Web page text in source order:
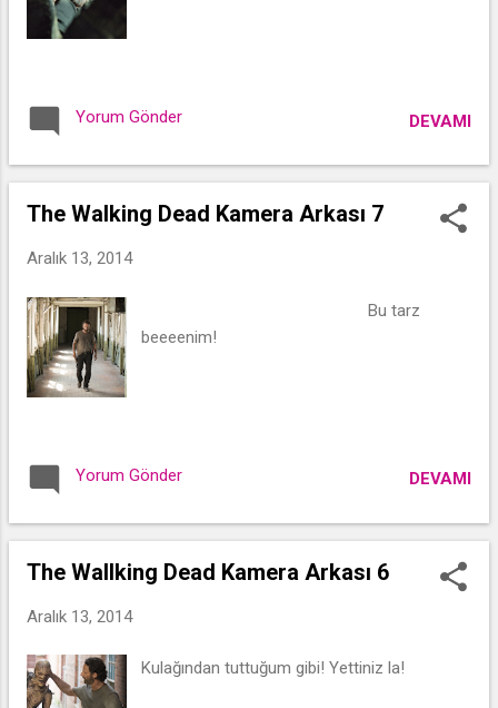
Yorum Gönder DEVAMI
The Walking Dead Kamera Arkası 7
Aralık 13, 2014
Bu tarz
beeeenim!
Yorum Gönder DEVAMI
The Wallking Dead Kamera Arkası 6
Aralık 13, 2014
Kulağından tuttuğum gibi! Yettiniz la!